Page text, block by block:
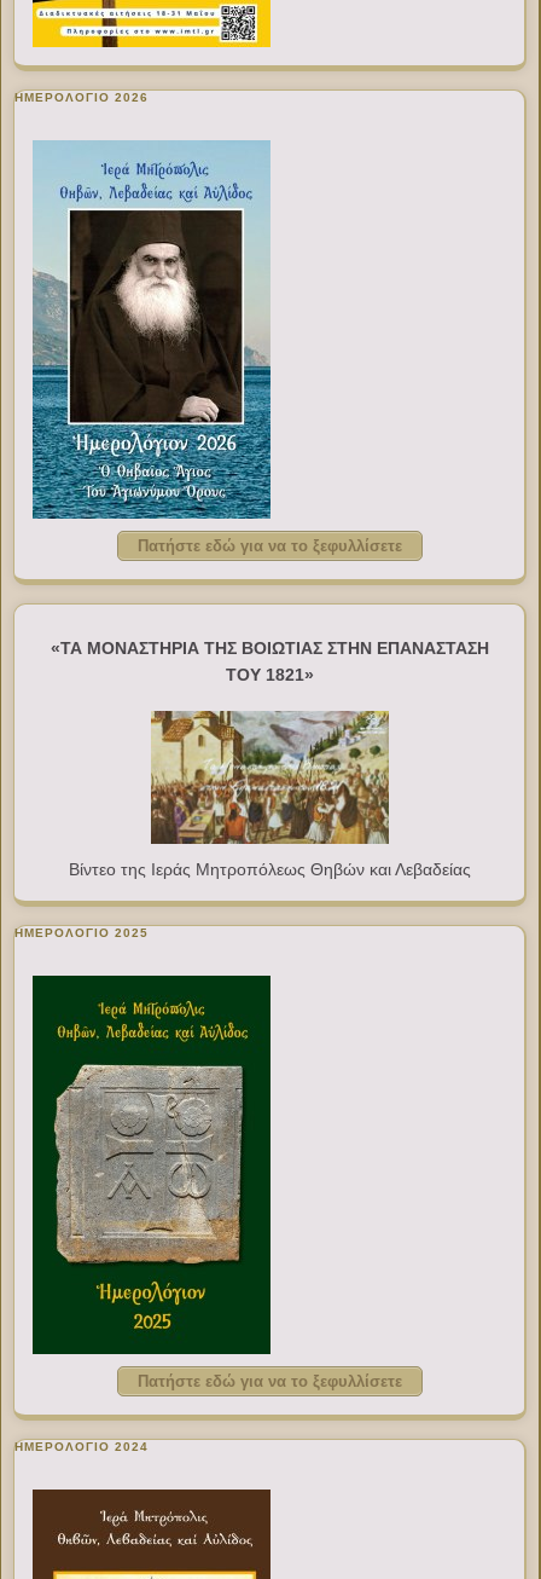
ΗΜΕΡΟΛΟΓΙΟ 2026
Πατήστε εδώ για να το ξεφυλλίσετε
«ΤΑ ΜΟΝΑΣΤΗΡΙΑ ΤΗΣ ΒΟΙΩΤΙΑΣ ΣΤΗΝ ΕΠΑΝΑΣΤΑΣΗ
ΤΟΥ 1821»
Βίντεο της Ιεράς Μητροπόλεως Θηβών και Λεβαδείας
ΗΜΕΡΟΛΟΓΙΟ 2025
Πατήστε εδώ για να το ξεφυλλίσετε
ΗΜΕΡΟΛΟΓΙΟ 2024